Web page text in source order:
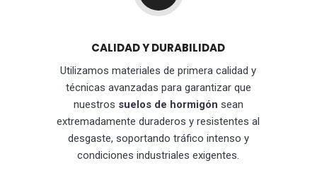
CALIDAD Y DURABILIDAD
Utilizamos materiales de primera calidad y
técnicas avanzadas para garantizar que
nuestros suelos de hormigón sean
extremadamente duraderos y resistentes al
desgaste, soportando tráfico intenso y
condiciones industriales exigentes.